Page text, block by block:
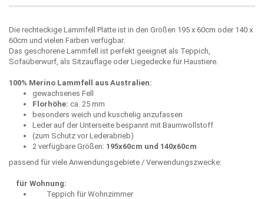
Die rechteckige Lammfell Platte ist in den Größen 195 x 60cm oder 140 x
60cm und vielen Farben verfügbar.
Das geschorene Lammfell ist perfekt geeignet als Teppich,
Sofaüberwurf, als Sitzauflage oder Liegedecke für Haustiere.
100% Merino Lammfell aus Australien:
gewachsenes Fell
Florhöhe: ca. 25 mm
besonders weich und kuschelig anzufassen
Leder auf der Unterseite bespannt mit Baumwollstoff
(zum Schutz vor Lederabrieb)
2 verfügbare Größen: 195x60cm und 140x60cm
passend für viele Anwendungsgebiete / Verwendungszwecke:
für Wohnung:
Teppich für Wohnzimmer